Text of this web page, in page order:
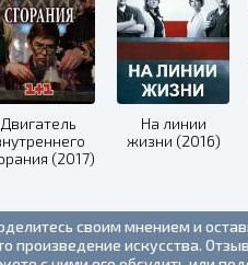
Двигатель
(2017)
На линии
жизни (2016)
своим мнением и
произведение искусства.